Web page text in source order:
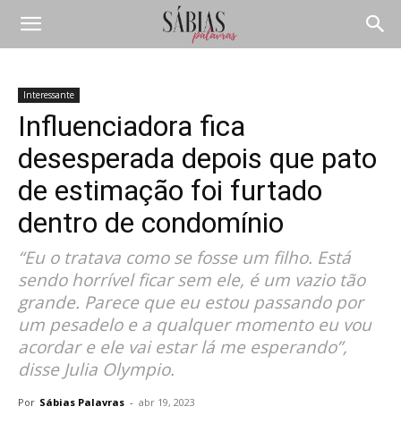
Interessante
Influenciadora fica
desesperada depois que pato
de estimação foi furtado
dentro de condomínio
“Eu o tratava como se fosse um filho. Está
sendo horrível ficar sem ele, é um vazio tão
grande. Parece que eu estou passando por
um pesadelo e a qualquer momento eu vou
acordar e ele vai estar lá me esperando”,
disse Julia Olympio.
Por Sábias Palavras - abr 19, 2023